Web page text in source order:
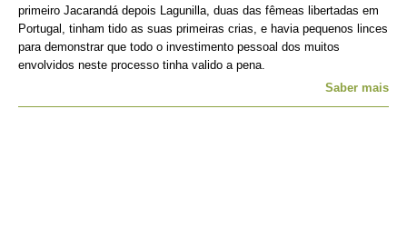
primeiro Jacarandá depois Lagunilla, duas das fêmeas libertadas em
Portugal, tinham tido as suas primeiras crias, e havia pequenos linces
para demonstrar que todo o investimento pessoal dos muitos
envolvidos neste processo tinha valido a pena.
Saber mais